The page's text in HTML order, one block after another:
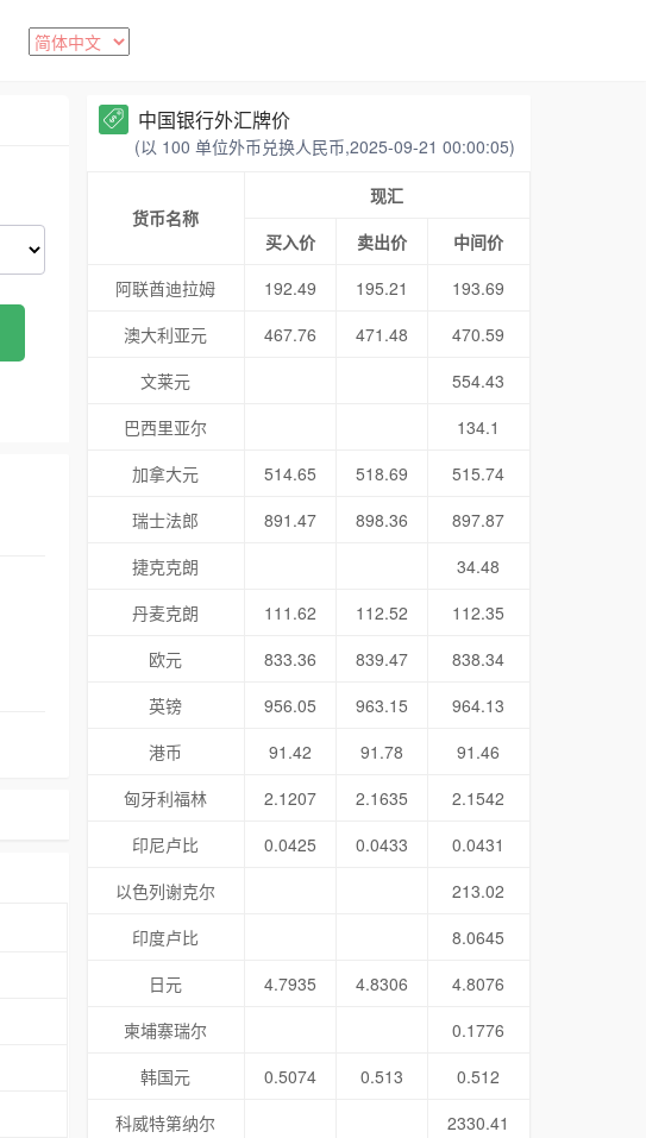
中国银行外汇牌价
(以 100 单位外币兑换人民币,2025-09-21 00:00:05)
货币名称
现汇
买入价
卖出价
中间价
阿联酋迪拉姆
192.49 195.21
193.69
澳大利亚元
467.76 471.48
470.59
文莱元
554.43
巴西里亚尔
134.1
加拿大元
514.65 518.69
515.74
瑞士法郎
891.47 898.36
897.87
捷克克朗
34.48
丹麦克朗
111.62 112.52
112.35
欧元
833.36 839.47
838.34
英镑
956.05 963.15
964.13
港币
91.42 91.78
91.46
匈牙利福林
2.1207 2.1635
2.1542
印尼卢比
0.0425 0.0433
0.0431
以色列谢克尔
213.02
印度卢比
8.0645
日元
4.7935 4.8306
4.8076
柬埔寨瑞尔
0.1776
韩国元
0.5074 0.513
0.512
科威特第纳尔
2330.41